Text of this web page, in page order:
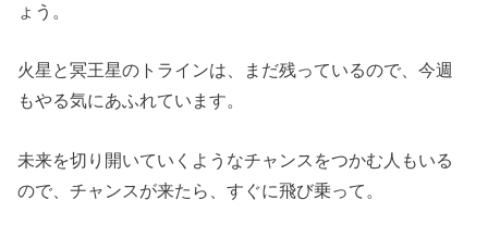
ょう。
火星と冥王星のトラインは、まだ残っているので、今週
もやる気にあふれています。
未来を切り開いていくようなチャンスをつかむ人もいる
ので、チャンスが来たら、すぐに飛び乗って。